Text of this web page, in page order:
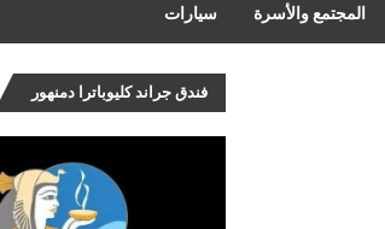
المجتمع والأسرة سيارات
فندق جراند كليوباترا دمنهور